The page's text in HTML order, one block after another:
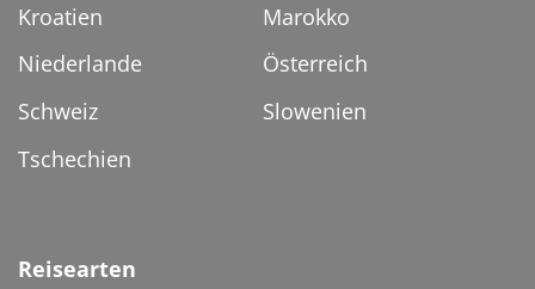
Kroatien
Marokko
Niederlande
Österreich
Schweiz
Slowenien
Tschechien
Reisearten